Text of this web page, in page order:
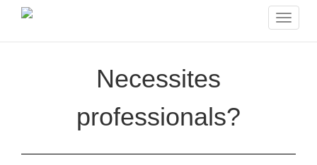
Toggle
Necessites
professionals?